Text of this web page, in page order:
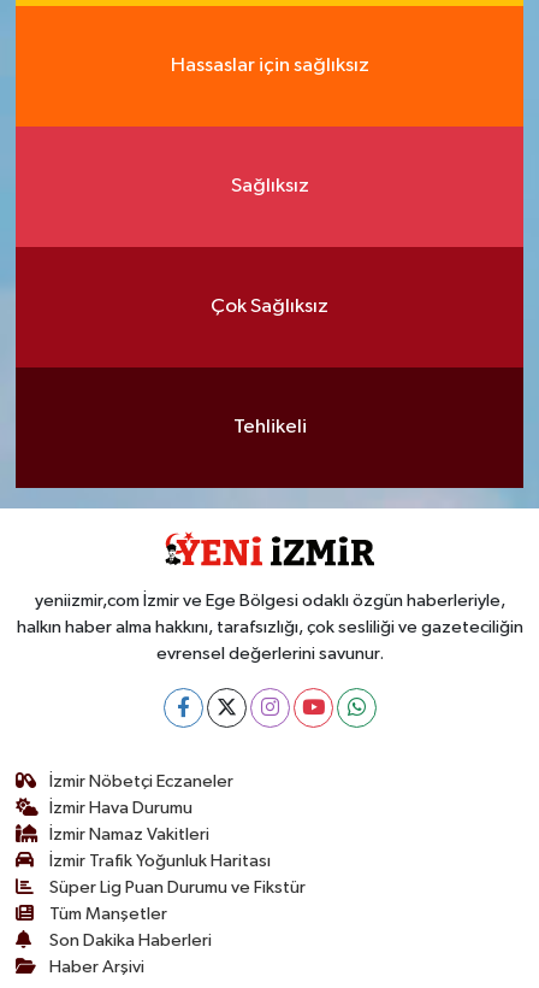
Hassaslar için sağlıksız
Sağlıksız
Çok Sağlıksız
Tehlikeli
yeniizmir,com İzmir ve Ege Bölgesi odaklı özgün haberleriyle,
halkın haber alma hakkını, tarafsızlığı, çok sesliliği ve gazeteciliğin
evrensel değerlerini savunur.
İzmir Nöbetçi Eczaneler
İzmir Hava Durumu
İzmir Namaz Vakitleri
İzmir Trafik Yoğunluk Haritası
Süper Lig Puan Durumu ve Fikstür
Tüm Manşetler
Son Dakika Haberleri
Haber Arşivi